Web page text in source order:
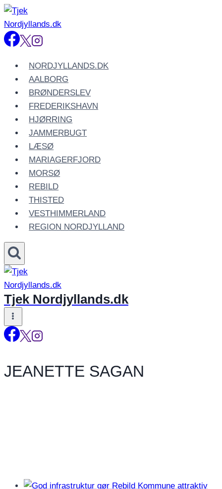
Fortsæt
til
indhold
NORDJYLLANDS.DK
AALBORG
BRØNDERSLEV
FREDERIKSHAVN
HJØRRING
JAMMERBUGT
LÆSØ
MARIAGERFJORD
MORSØ
REBILD
THISTED
VESTHIMMERLAND
REGION NORDJYLLAND
Tjek Nordjyllands.dk
JEANETTE SAGAN